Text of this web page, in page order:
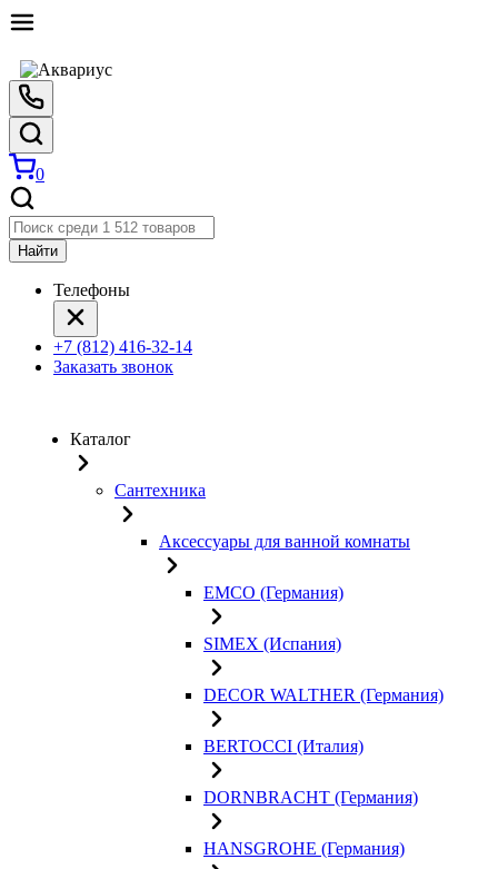
0
Найти
Телефоны
+7 (812) 416-32-14
Заказать звонок
Каталог
Сантехника
Аксессуары для ванной комнаты
EMCO (Германия)
SIMEX (Испания)
DECOR WALTHER (Германия)
BERTOCCI (Италия)
DORNBRACHT (Германия)
HANSGROHE (Германия)